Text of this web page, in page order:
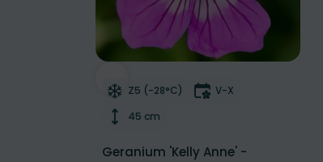
Odober do zoznamu želaní
Mrazuvzdornosť
Z5 (-28°C) Doba kvitnutia
V-X
Výška rastliny
45 cm
Geranium 'Kelly Anne' -